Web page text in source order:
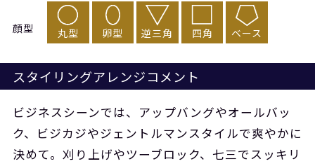
顔型 丸型 卵型 逆三角 四角 ベース
スタイリングアレンジコメント
ビジネスシーンでは、アップバングやオールバッ
ク、ビジカジやジェントルマンスタイルで爽やかに
決めて。刈り上げやツーブロック、七三でスッキリ